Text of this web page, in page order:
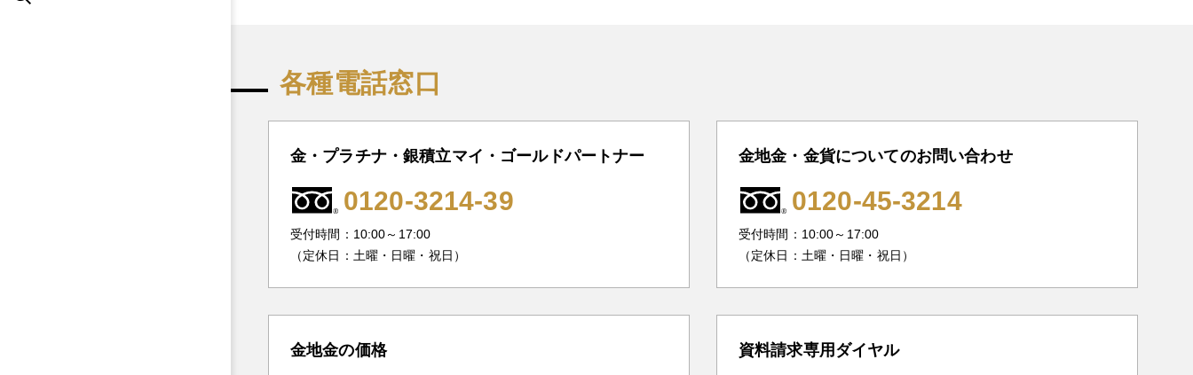
各種電話窓口
金・プラチナ・銀積立マイ・ゴールドパートナー
0120-3214-39
受付時間：10:00～17:00
（定休日：土曜・日曜・祝日）
金地金・金貨についてのお問い合わせ
0120-45-3214
受付時間：10:00～17:00
（定休日：土曜・日曜・祝日）
金地金の価格 資料請求専用ダイヤル